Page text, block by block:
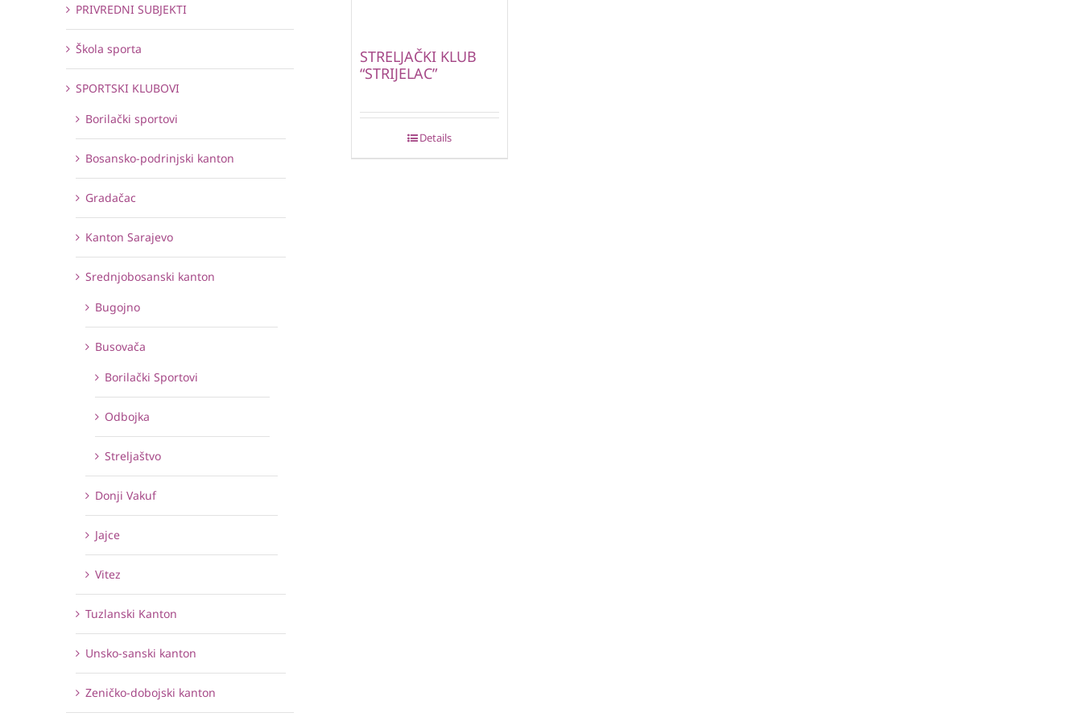
STRELJAČKI KLUB
“STRIJELAC”
Details
PRIVREDNI SUBJEKTI
Škola sporta
SPORTSKI KLUBOVI
Borilački sportovi
Bosansko-podrinjski kanton
Gradačac
Kanton Sarajevo
Srednjobosanski kanton
Bugojno
Busovača
Borilački Sportovi
Odbojka
Streljaštvo
Donji Vakuf
Jajce
Vitez
Tuzlanski Kanton
Unsko-sanski kanton
Zeničko-dobojski kanton